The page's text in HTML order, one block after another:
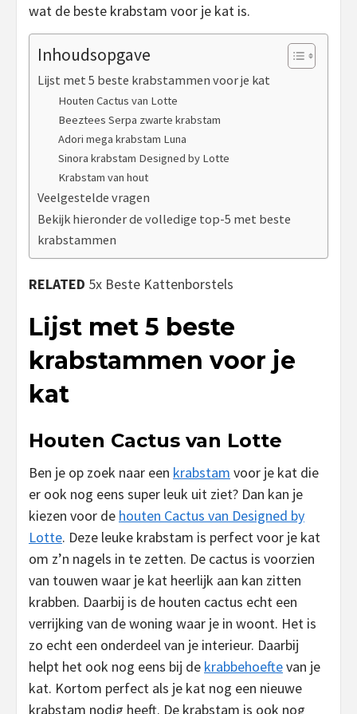
wat de beste krabstam voor je kat is.
Inhoudsopgave
Lijst met 5 beste krabstammen voor je kat
Houten Cactus van Lotte
Beeztees Serpa zwarte krabstam
Adori mega krabstam Luna
Sinora krabstam Designed by Lotte
Krabstam van hout
Veelgestelde vragen
Bekijk hieronder de volledige top-5 met beste
krabstammen
RELATED 5x Beste Kattenborstels
Lijst met 5 beste
krabstammen voor je
kat
Houten Cactus van Lotte
Ben je op zoek naar een krabstam voor je kat die
er ook nog eens super leuk uit ziet? Dan kan je
kiezen voor de houten Cactus van Designed by
Lotte. Deze leuke krabstam is perfect voor je kat
om z’n nagels in te zetten. De cactus is voorzien
van touwen waar je kat heerlijk aan kan zitten
krabben. Daarbij is de houten cactus echt een
verrijking van de woning waar je in woont. Het is
zo echt een onderdeel van je interieur. Daarbij
helpt het ook nog eens bij de krabbehoeftevan je
kat. Kortom perfect als je kat nog een nieuwe
krabstam nodig heeft. De krabstam is ook nog